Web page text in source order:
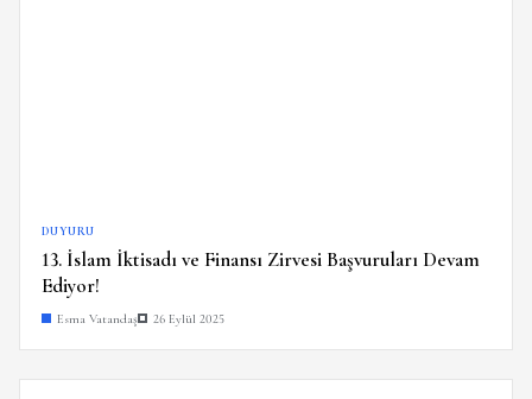
DUYURU
13. İslam İktisadı ve Finansı Zirvesi Başvuruları Devam
Ediyor!
Esma Vatandaş 26 Eylül 2025